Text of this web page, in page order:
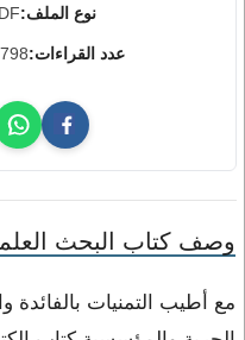
نوع الملف:
عدد القراءات:1798
وصف كتاب البحث
مع أطيب التمنيات بالفائدة